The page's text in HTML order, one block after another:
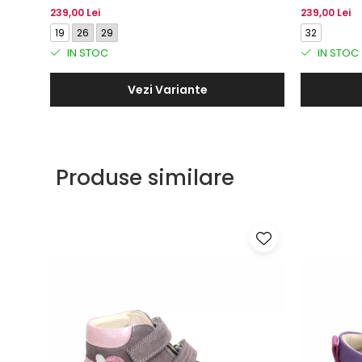
pentru fete, model cu pisici
239,00 Lei
19
26 29
IN STOC
Vezi Variante
cataramă,
239,00 Lei
32
IN STOC
Produse similare